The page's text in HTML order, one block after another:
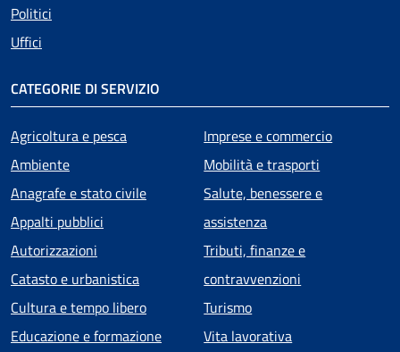
Politici
Uffici
CATEGORIE DI SERVIZIO
Agricoltura e pesca
Ambiente
Anagrafe e stato civile
Appalti pubblici
Autorizzazioni
Catasto e urbanistica
Cultura e tempo libero
Educazione e formazione
Imprese e commercio
Mobilità e trasporti
Salute, benessere e
assistenza
Tributi, finanze e
contravvenzioni
Turismo
Vita lavorativa